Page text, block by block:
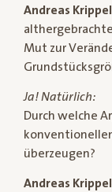
Andreas Krippel
Mut zur
Ja! Natürlich:
Durch welche
überzeugen?
Andreas